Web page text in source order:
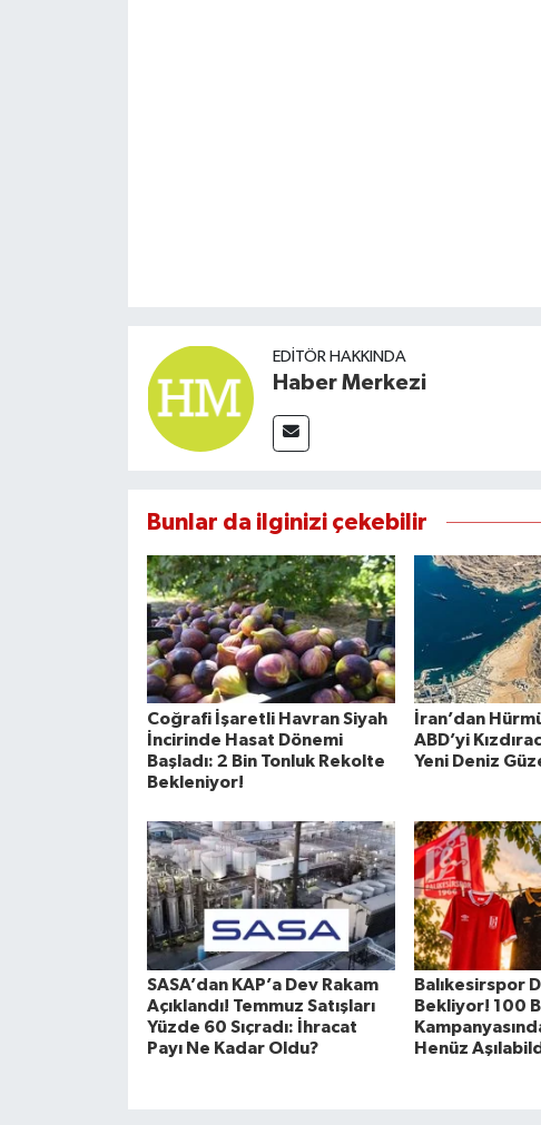
EDITÖR HAKKINDA
Haber Merkezi
Bunlar da ilginizi çekebilir
Coğrafi İşaretli Havran Siyah
İncirinde Hasat Dönemi
Başladı: 2 Bin Tonluk Rekolte
Bekleniyor!
İran’dan
ABD’yi
Yeni Deniz
SASA’dan KAP’a Dev Rakam
Açıklandı! Temmuz Satışları
Yüzde 60 Sıçradı: İhracat
Payı Ne Kadar Oldu?
Balıkesirspor
Bekliyor! 100
Henüz